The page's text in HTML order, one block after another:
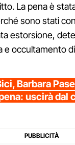
La pena è
sono stati
estorsione,
e occultamento
Barbara
uscirà dal